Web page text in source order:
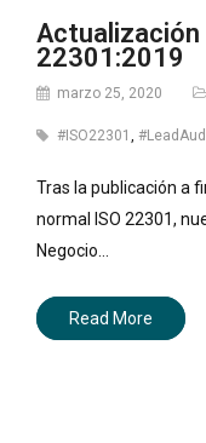
Actualización
22301:2019
marzo 25, 2020
#ISO22301 ,
Tras la publicación a
normal ISO 22301,
Negocio…
Read More